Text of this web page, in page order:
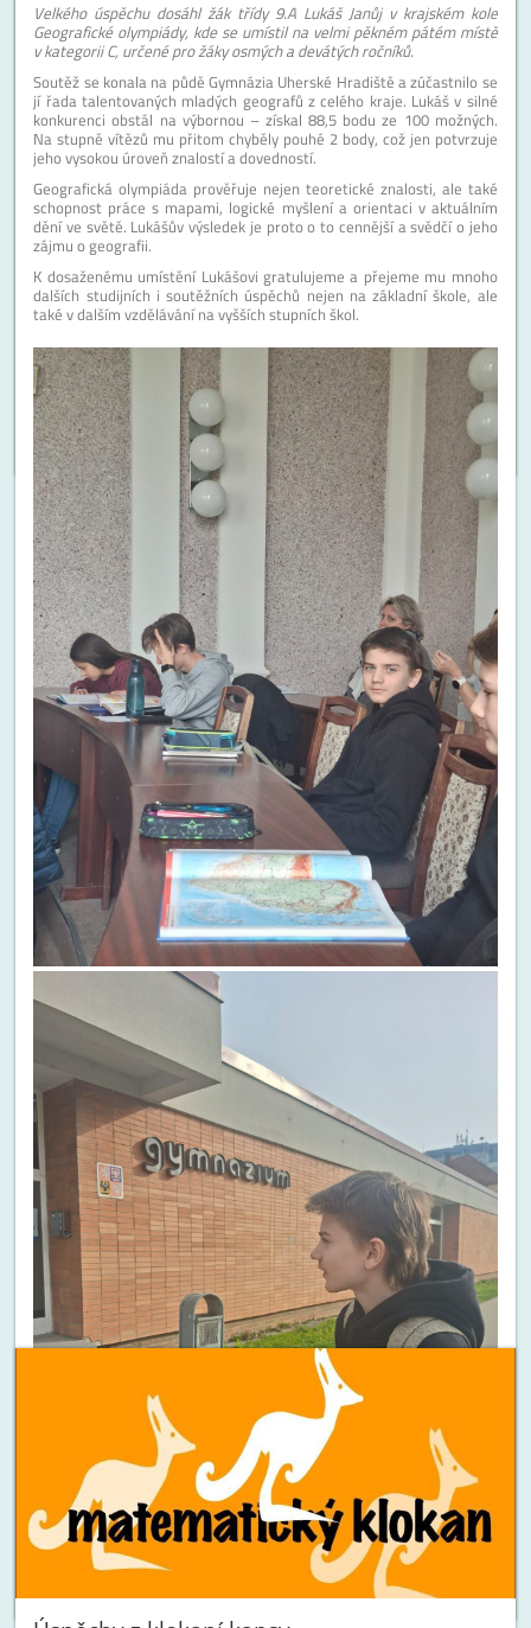
Velkého úspěchu dosáhl žák třídy 9.A Lukáš Janůj v krajském kole
Geografické olympiády, kde se umístil na velmi pěkném pátém místě
v kategorii C, určené pro žáky osmých a devátých ročníků.
Soutěž se konala na půdě Gymnázia Uherské Hradiště a zúčastnilo se
jí řada talentovaných mladých geografů z celého kraje. Lukáš v silné
konkurenci obstál na výbornou – získal 88,5 bodu ze 100 možných.
Na stupně vítězů mu přitom chyběly pouhé 2 body, což jen potvrzuje
jeho vysokou úroveň znalostí a dovedností.
Geografická olympiáda prověřuje nejen teoretické znalosti, ale také
schopnost práce s mapami, logické myšlení a orientaci v aktuálním
dění ve světě. Lukášův výsledek je proto o to cennější a svědčí o jeho
zájmu o geografii.
K dosaženému umístění Lukášovi gratulujeme a přejeme mu mnoho
dalších studijních i soutěžních úspěchů nejen na základní škole, ale
také v dalším vzdělávání na vyšších stupních škol.